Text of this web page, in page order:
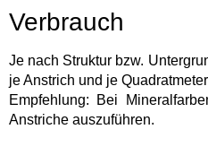
Verbrauch
Je nach Struktur bzw.
je Anstrich und je
Empfehlung: Bei
Anstriche auszuführen.